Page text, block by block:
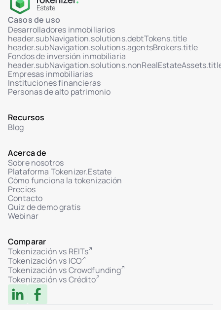
admin
Tokenización de activos inmobiliarios
Soporte del estándar ERC-3643 (Security
Token)
Lógica de smart contracts conforme a MiCA
Propiedad fraccionada de inmuebles
Panel de administración para gestión de
unidades y proyectos
Carga planos, renders y PDFs legales
tiempo real
Notificaciones de cambios para
administradores e inversores
Panel personal del inversor
Importación/exportación de datos
Editor de políticas legales (Términos,
Privacidad, AML, Riesgo)
Integración con proveedores externos de
KYC/AML
Verificación de inversores manual y
automatizada
Historial de transacciones e inversiones por
usuario
Casos de uso
Desarrolladores inmobiliarios
header.subNavigation.solutions.debtTokens.title
header.subNavigation.solutions.agentsBrokers.title
Fondos de inversión inmobiliaria
Empresas inmobiliarias
Instituciones financieras
Personas de alto patrimonio
Recursos
Blog
Acerca de
Sobre nosotros
Plataforma Tokenizer.Estate
Cómo funciona la tokenización
Precios
Contacto
Quiz de demo gratis
Webinar
Comparar
Tokenización vs REITs
Tokenización vs ICO
Tokenización vs Crowdfunding
Tokenización vs Crédito